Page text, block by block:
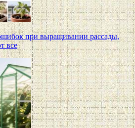
при выращивании рассады,
все